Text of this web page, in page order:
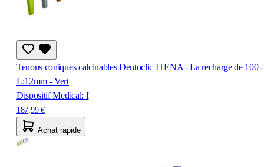
Tenons coniques calcinables Dentoclic ITENA - La recharge de 100 -
L:12mm - Vert
Dispositif Medical: I
187,99 €
Achat rapide